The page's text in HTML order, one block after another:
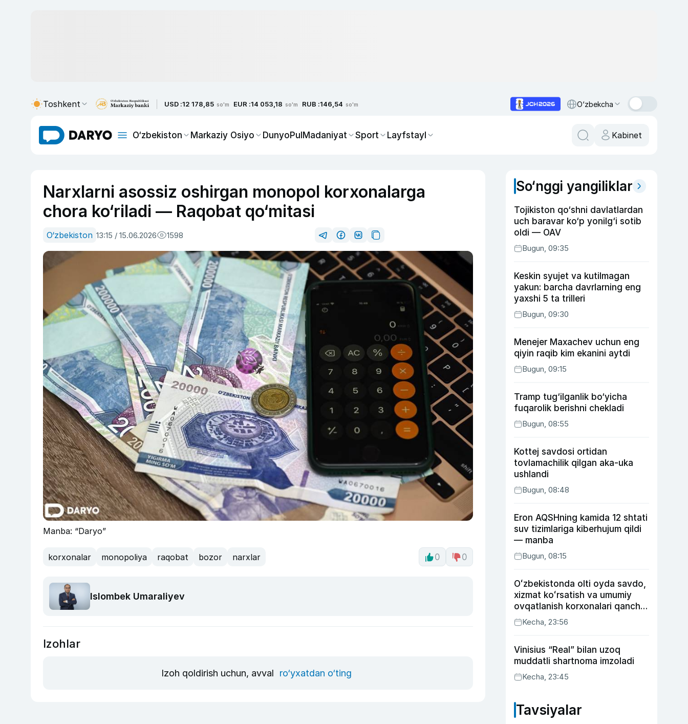
Toshkent USD :12 178,85 so'm EUR :14 053,18 so'm RUB :146,54 so'm O‘zbekcha
O‘zbekiston Markaziy Osiyo DunyoPulMadaniyat Sport Layfstayl Kabinet
Narxlarni asossiz oshirgan monopol korxonalarga
chora ko‘riladi — Raqobat qo‘mitasi
O‘zbekiston 13:15 / 15.06.2026 1598
Manba: “Daryo”
korxonalar monopoliya raqobat bozor narxlar 0 0
Islombek Umaraliyev
Izohlar
Izoh qoldirish uchun, avval ro‘yxatdan o‘ting
So‘nggi yangiliklar
Tojikiston qo‘shni davlatlardan
uch baravar ko‘p yonilg‘i sotib
oldi — OAV
Bugun, 09:35
Keskin syujet va kutilmagan
yakun: barcha davrlarning eng
yaxshi 5 ta trilleri
Bugun, 09:30
Menejer Maxachev uchun eng
qiyin raqib kim ekanini aytdi
Bugun, 09:15
Tramp tug‘ilganlik bo‘yicha
fuqarolik berishni chekladi
Bugun, 08:55
Kottej savdosi ortidan
tovlamachilik qilgan aka-uka
ushlandi
Bugun, 08:48
Eron AQSHning kamida 12 shtati
suv tizimlariga kiberhujum qildi
— manba
Bugun, 08:15
Oʻzbekistonda olti oyda savdo,
xizmat koʻrsatish va umumiy
ovqatlanish korxonalari qancha
soliq toʻlagani ochiqlandi
Kecha, 23:56
Vinisius “Real” bilan uzoq
muddatli shartnoma imzoladi
Kecha, 23:45
Tavsiyalar